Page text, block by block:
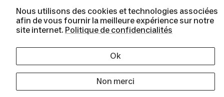
Nous utilisons des cookies et technologies associées
afin de vous fournir la meilleure expérience sur notre
site internet. Politique de confidencialités
Ok
Non merci
Decathlon Martinique